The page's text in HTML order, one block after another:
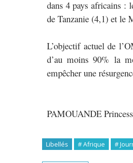
dans 4 pays africains :
de Tanzanie (4,1) et le
L’objectif actuel de
d’au moins 90% la
empêcher une
PAMOUANDE
Libellés # Afrique #